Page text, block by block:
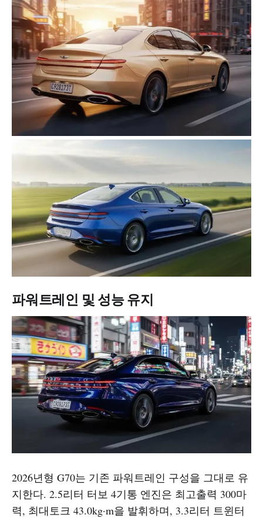
파워트레인 및 성능 유지
2026년형 G70는 기존 파워트레인 구성을 그대로 유
지한다. 2.5리터 터보 4기통 엔진은 최고출력 300마
력, 최대토크 43.0kg·m을 발휘하며, 3.3리터 트윈터